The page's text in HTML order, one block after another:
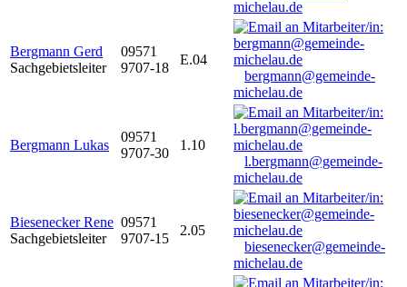
michelau.de
Bergmann Gerd
Sachgebietsleiter
09571
9707-18
E.04
bergmann@gemeinde-
michelau.de
Bergmann Lukas
09571
9707-30
1.10
l.bergmann@gemeinde-
michelau.de
Biesenecker Rene
Sachgebietsleiter
09571
9707-15
2.05
biesenecker@gemeinde-
michelau.de